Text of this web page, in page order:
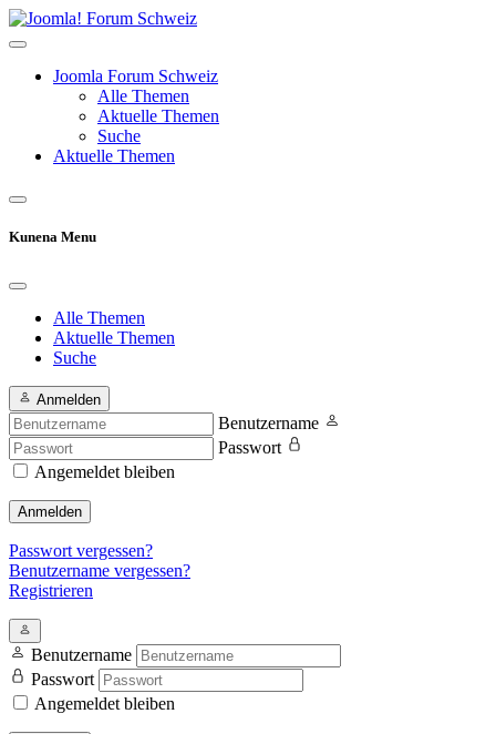
Joomla Forum Schweiz
Alle Themen
Aktuelle Themen
Suche
Aktuelle Themen
Kunena Menu
Alle Themen
Aktuelle Themen
Suche
Anmelden
Benutzername
Passwort
Angemeldet bleiben
Anmelden
Passwort vergessen?
Benutzername vergessen?
Registrieren
Benutzername
Passwort
Angemeldet bleiben